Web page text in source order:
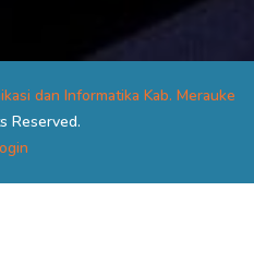
dan Informatika Kab. Merauke
Reserved.